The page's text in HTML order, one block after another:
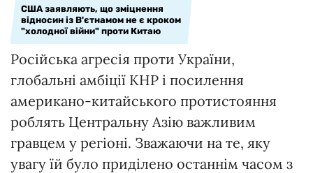
США заявляють, що зміцнення
відносин із В'єтнамом не є кроком
"холодної війни" проти Китаю
Російська агресія проти України,
глобальні амбіції КНР і посилення
американо-китайського протистояння
роблять Центральну Азію важливим
гравцем у регіоні. Зважаючи на те, яку
увагу їй було приділено останнім часом з